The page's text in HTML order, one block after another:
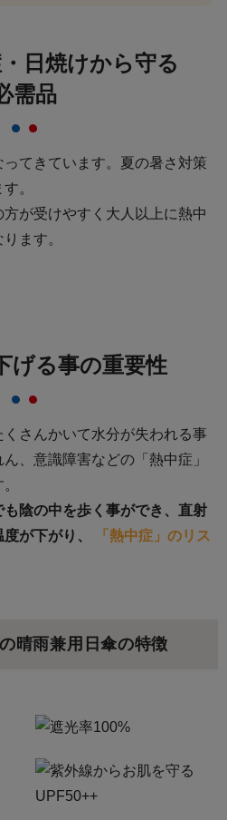
日焼けから守る
需品
てきています。夏の暑さ対策
。
が受けやすく大人以上に熱中
ます。
げる事の重要性
さんかいて水分が失われる事
、 意識障害などの「熱中症」
も陰の中を歩く事ができ、直射
が下がり、
「熱中症」のリス
晴雨兼用日傘の特徴